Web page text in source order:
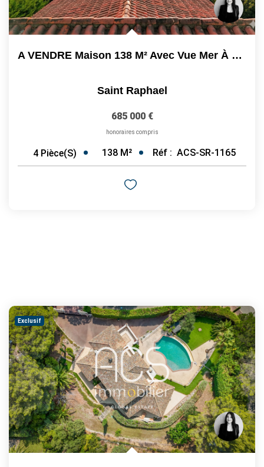
A VENDRE Maison 138 M² Avec Vue Mer À Saint-Raphaël...
Saint Raphael
685 000 €
honoraires compris
4 Pièce(s) 138 M² Réf : ACS-SR-1165
Exclusif